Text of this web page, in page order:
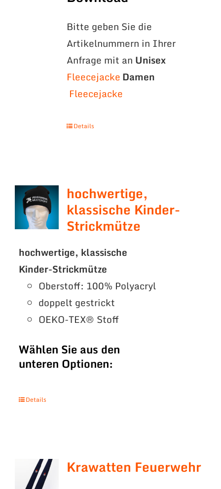
Bitte geben Sie die
Artikelnummern in Ihrer
Anfrage mit an Unisex
FleecejackeDamen
Fleecejacke
Details
hochwertige,
klassische Kinder-
Strickmütze
hochwertige, klassische
Kinder-Strickmütze
Oberstoff: 100% Polyacryl
doppelt gestrickt
OEKO-TEX® Stoff
Wählen Sie aus den
unteren Optionen:
Details
Krawatten Feuerwehr